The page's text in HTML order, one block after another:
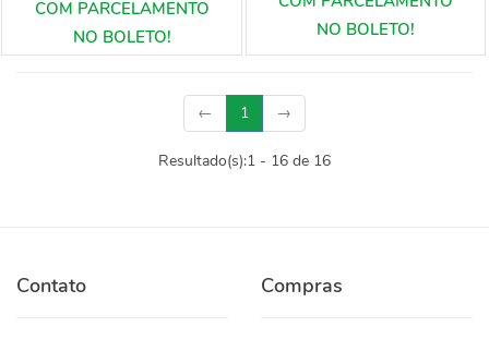
← 1(current)
→
Resultado(s):1 - 16 de 16
Contato Compras